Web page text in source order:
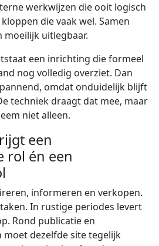
werkwijzen die ooit logisch
die vaak wel. Samen
moeilijk uitlegbaar.
een inrichting die formeel
nog volledig overziet. Dan
omdat onduidelijk blijft
techniek draagt dat mee, maar
niet alleen.
een
rol én een
informeren en verkopen.
In rustige periodes levert
Rond publicatie en
dezelfde site tegelijk